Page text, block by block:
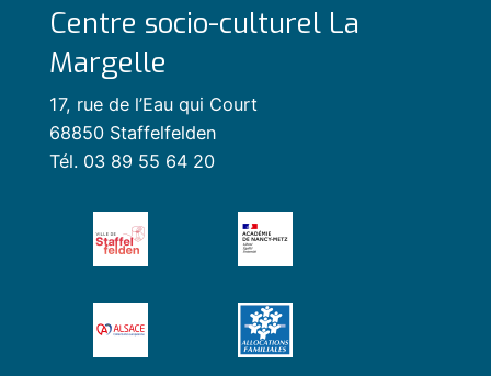
Centre socio-culturel La
Margelle
17, rue de l’Eau qui Court
68850 Staffelfelden
Tél. 03 89 55 64 20